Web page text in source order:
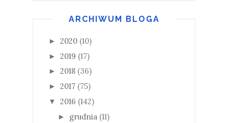
ARCHIWUM BLOGA
► 2020 (10)
► 2019 (17)
► 2018 (36)
► 2017 (75)
▼ 2016 (142)
► grudnia (11)